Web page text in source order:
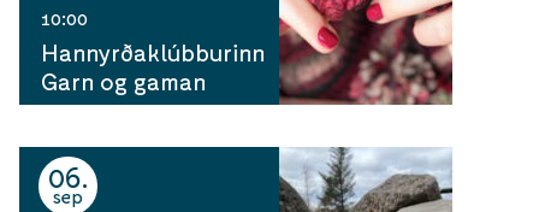
10:00
Hannyrðaklúbburinn
Garn og gaman
06
sep